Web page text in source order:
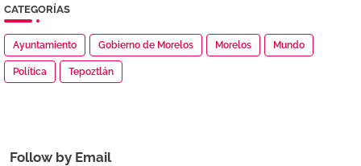
CATEGORÍAS
Ayuntamiento Gobierno de Morelos Morelos Mundo
Política Tepoztlán
Follow by Email